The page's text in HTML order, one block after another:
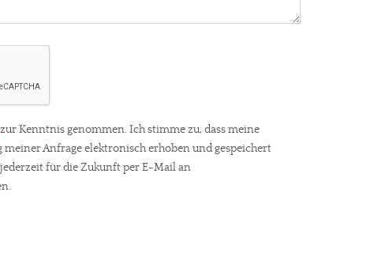
zur Kenntnis genommen. Ich stimme zu, dass meine
Anfrage elektronisch erhoben und gespeichert
für die Zukunft per E-Mail an